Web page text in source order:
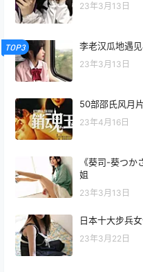
23年3月13日
TOP3 李老汉瓜地遇
23年3月13日
50部邵氏风月
23年4月16日
《葵司-葵つか
姐
23年3月13日
日本十大步兵
23年3月22日